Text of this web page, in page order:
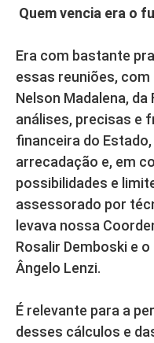
Quem vencia era o
Era com bastante
essas reuniões,
Nelson Madalena, da
análises, precisas e
financeira do
arrecadação e, em
possibilidades e
assessorado por
levava nossa
Rosalir Demboski e
Ângelo Lenzi.
É relevante para a
desses cálculos e